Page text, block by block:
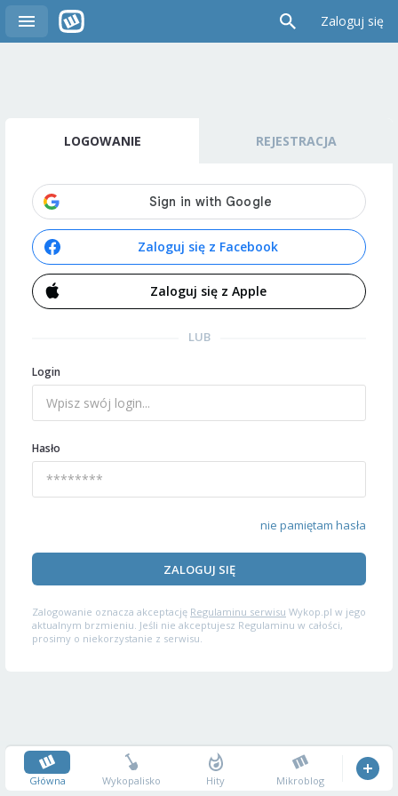
Zaloguj się
LOGOWANIE REJESTRACJA
Zaloguj się z Facebook
Zaloguj się z Apple
LUB
Login
Hasło
nie pamiętam hasła
ZALOGUJ SIĘ
Zalogowanie oznacza akceptację Regulaminu serwisu Wykop.pl w jego
aktualnym brzmieniu. Jeśli nie akceptujesz Regulaminu w całości,
prosimy o niekorzystanie z serwisu.
Główna Wykopalisko Hity Mikroblog